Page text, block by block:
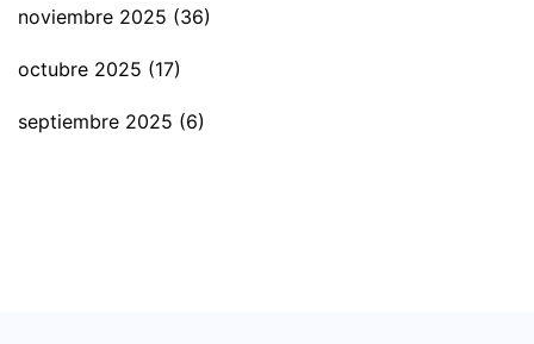
noviembre 2025 (36)
octubre 2025 (17)
septiembre 2025 (6)